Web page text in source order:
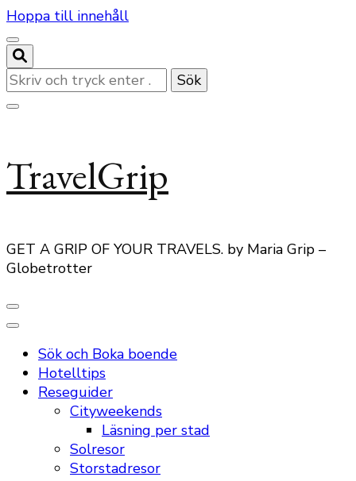
Hoppa till innehåll
Letar
du
efter
TravelGrip
GET A GRIP OF YOUR TRAVELS. by Maria Grip –
Globetrotter
Sök och Boka boende
Hotelltips
Reseguider
Cityweekends
Läsning per stad
Solresor
Storstadresor